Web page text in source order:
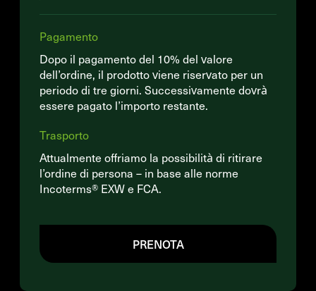
Pagamento
Dopo il pagamento del 10% del valore
dell’ordine, il prodotto viene riservato per un
periodo di tre giorni. Successivamente dovrà
essere pagato l’importo restante.
Trasporto
Attualmente offriamo la possibilità di ritirare
l’ordine di persona – in base alle norme
Incoterms® EXW e FCA.
PRENOTA